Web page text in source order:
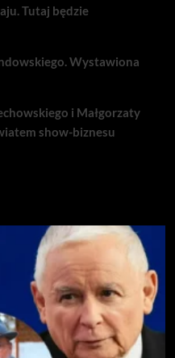
Tutaj będzie
Wystawiona
i Małgorzaty
show-biznesu